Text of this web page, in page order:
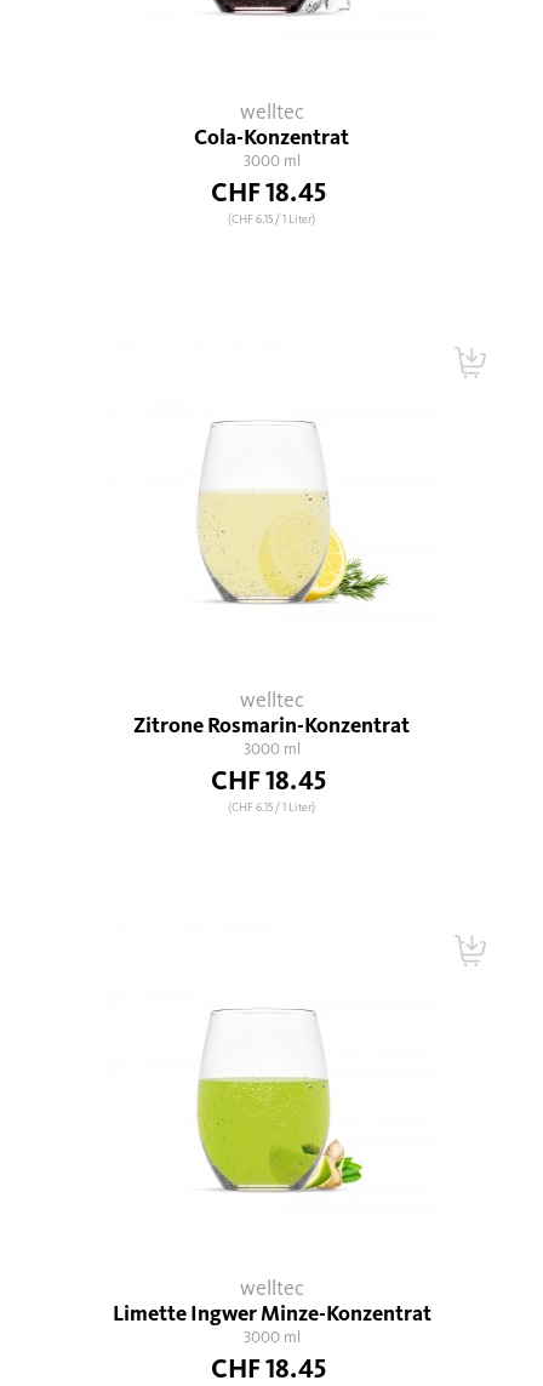
welltec
Cola-Konzentrat
3000 ml
CHF 18.45
(CHF 6.15/ 1 Liter)
welltec
Zitrone Rosmarin-Konzentrat
3000 ml
CHF 18.45
(CHF 6.15/ 1 Liter)
welltec
Limette Ingwer Minze-Konzentrat
3000 ml
CHF 18.45